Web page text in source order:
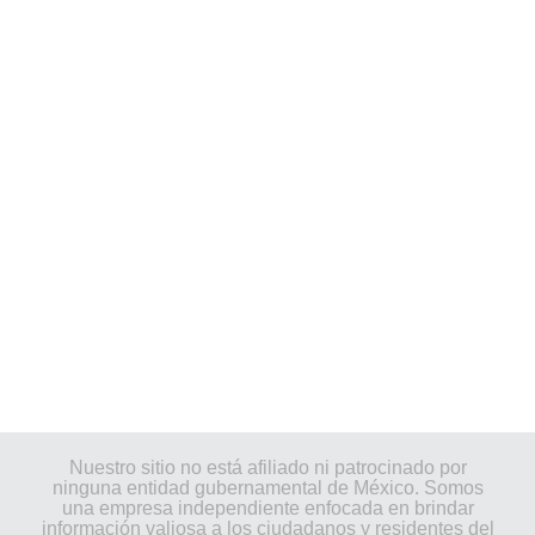
Nuestro sitio no está afiliado ni patrocinado por
ninguna entidad gubernamental de México. Somos
una empresa independiente enfocada en brindar
información valiosa a los ciudadanos y residentes del